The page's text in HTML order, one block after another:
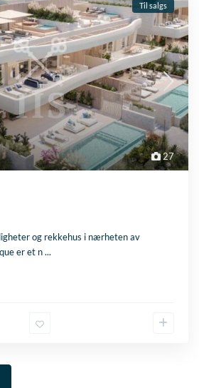
27
Til salgs
og rekkehus i nærheten av
er et n...